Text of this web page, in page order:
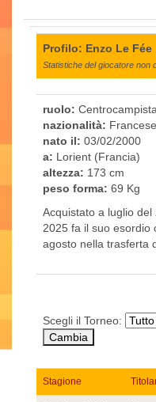
Profilo: Enzo Le Fée
Statistiche del giocatore non
ruolo:
nazionalità: Francese
nato il: 03/02/2000
a: Lorient (Francia)
altezza: 173 cm
peso forma: 69 Kg
Acquistato a luglio
2025 fa il suo esordio
agosto nella trasferta
Scegli il Torneo:
Stagione